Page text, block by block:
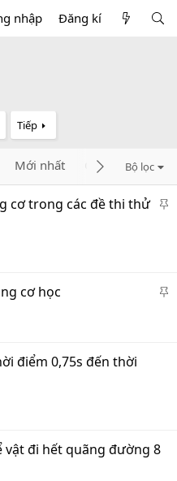
nhập Đăng kí
Tiếp
Mới nhất Chưa trả lời
Bộ lọc
D
n
cơ trong các đề thi thử
D
cơ học
điểm 0,75s đến thời
vật đi hết quãng đường 8